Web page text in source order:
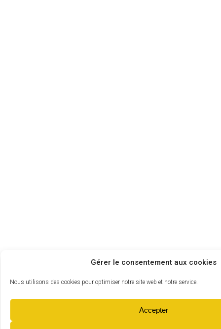
Gérer le consentement aux cookies
Nous utilisons des cookies pour optimiser notre site web et notre service.
Accepter